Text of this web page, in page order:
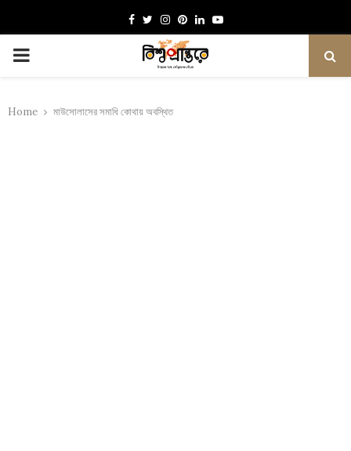
Facebook
TwitterInstagram
Pinterest
LinkedinYoutube
PRIMARY
Home মাউসোলাসের সমাধি কোথায় অবস্থিত